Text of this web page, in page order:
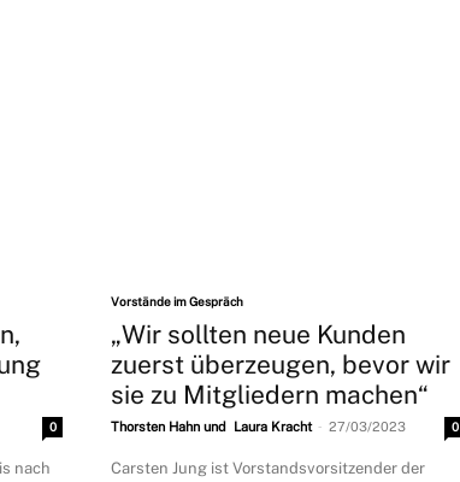
0
nach
Vorstände im Gespräch
„Wir sollten neue Kunden
zuerst überzeugen, bevor wir
sie zu Mitgliedern machen“
Thorsten Hahn und Laura Kracht - 27/03/2023 0
Carsten Jung ist Vorstandsvorsitzender der